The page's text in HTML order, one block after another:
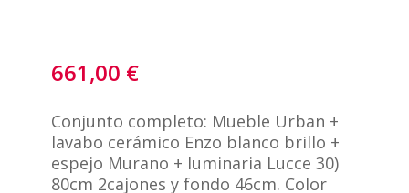
661,00 €
Conjunto completo: Mueble Urban +
lavabo cerámico Enzo blanco brillo +
espejo Murano + luminaria Lucce 30)
80cm 2cajones y fondo 46cm. Color